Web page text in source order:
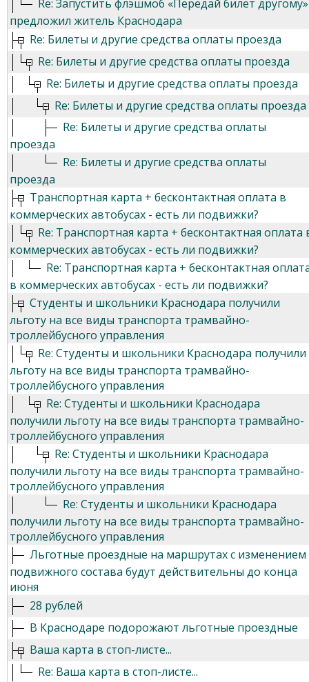
Re: Запустить флэшмоб «Передай билет другому»
предложил житель Краснодара
Re: Билеты и другие средства оплаты проезда
Re: Билеты и другие средства оплаты проезда
Re: Билеты и другие средства оплаты проезда
Re: Билеты и другие средства оплаты проезда
Re: Билеты и другие средства оплаты
проезда
Re: Билеты и другие средства оплаты
проезда
Транспортная карта + бесконтактная оплата в
коммерческих автобусах - есть ли подвижки?
Re: Транспортная карта + бесконтактная оплата
коммерческих автобусах - есть ли подвижки?
Re: Транспортная карта + бесконтактная
в коммерческих автобусах - есть ли подвижки?
Студенты и школьники Краснодара получили
льготу на все виды транспорта трамвайно-
троллейбусного управления
Re: Студенты и школьники Краснодара получили
льготу на все виды транспорта трамвайно-
троллейбусного управления
Re: Студенты и школьники Краснодара
получили льготу на все виды транспорта трамвайно-
троллейбусного управления
Re: Студенты и школьники Краснодара
получили льготу на все виды транспорта трамвайно-
троллейбусного управления
Re: Студенты и школьники Краснодара
получили льготу на все виды транспорта трамвайно-
троллейбусного управления
Льготные проездные на маршрутах с изменением
подвижного состава будут действительны до конца
июня
28 рублей
В Краснодаре подорожают льготные проездные
Ваша карта в стоп-листе...
Re: Ваша карта в стоп-листе...